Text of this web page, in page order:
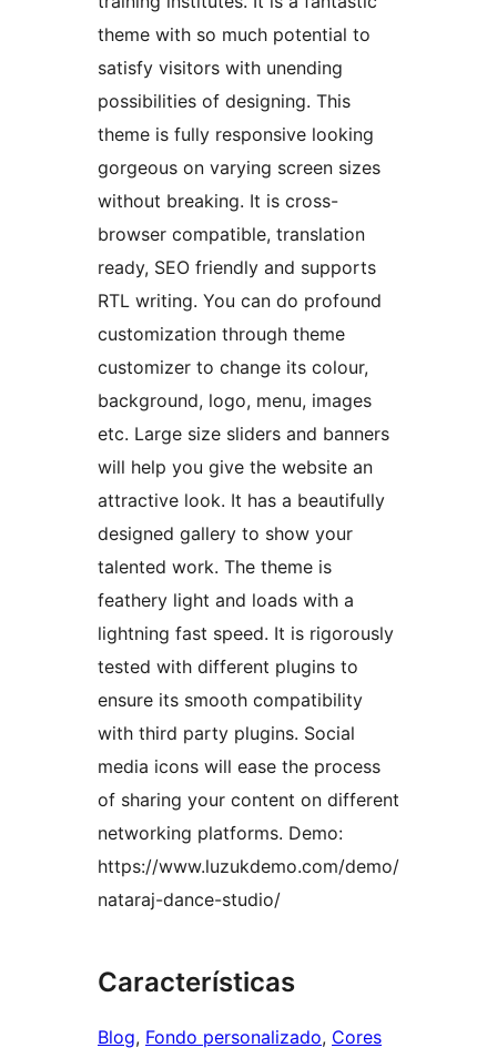
theme with so much potential to
satisfy visitors with unending
possibilities of designing. This
theme is fully responsive looking
gorgeous on varying screen sizes
without breaking. It is cross-
browser compatible, translation
ready, SEO friendly and supports
RTL writing. You can do profound
customization through theme
customizer to change its colour,
background, logo, menu, images
etc. Large size sliders and banners
will help you give the website an
attractive look. It has a beautifully
designed gallery to show your
talented work. The theme is
feathery light and loads with a
lightning fast speed. It is rigorously
tested with different plugins to
ensure its smooth compatibility
with third party plugins. Social
media icons will ease the process
of sharing your content on different
networking platforms. Demo:
https://www.luzukdemo.com/demo/
nataraj-dance-studio/
Características
Blog, Fondo personalizado, Cores